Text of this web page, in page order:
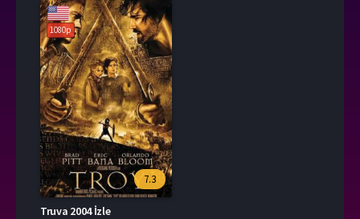
1080p
7.3
Truva 2004 İzle